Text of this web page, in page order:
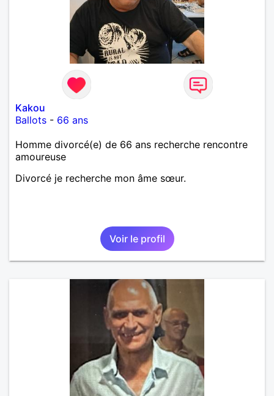
Kakou
Ballots - 66 ans
Homme divorcé(e) de 66 ans recherche rencontre
amoureuse
Divorcé je recherche mon âme sœur.
Voir le profil